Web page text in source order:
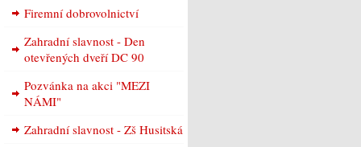
Firemní dobrovolnictví
Zahradní slavnost - Den
otevřených dveří DC 90
Pozvánka na akci "MEZI
NÁMI"
Zahradní slavnost - Zš Husitská